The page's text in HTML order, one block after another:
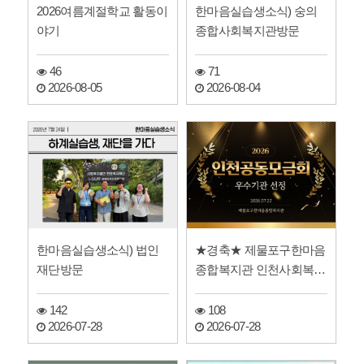
2026여름계절학교 활동이
야기
46
2026-08-05
한마음실습생소식) 숭의
종합사회복지관방문
71
2026-08-04
한마음실습생소식) 법인
재단방문
142
2026-07-28
★경축★ 제물포구한마음
종합복지관 인천사회복지
정108
2026-07-28